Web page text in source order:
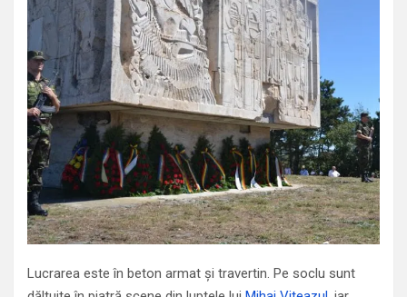
Lucrarea este în beton armat şi travertin. Pe soclu sunt